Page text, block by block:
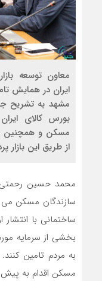
معاون توسعه
ایران در همایش
مشهد به تشریح
بورس کالای
مسکن و همچنین
از طریق این بازار
محمد حسین رحمتی
سازندگان مسکن می
ساختمانی با
بخشی از سرمایه
به مردم تامین
مسکن اقدام به